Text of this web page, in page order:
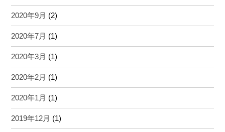
2020年9月 (2)
2020年7月 (1)
2020年3月 (1)
2020年2月 (1)
2020年1月 (1)
2019年12月 (1)